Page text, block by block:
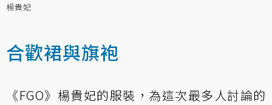
楊貴妃
合歡裙與旗袍
《FGO》楊貴妃的服裝，為這次最多人討論的